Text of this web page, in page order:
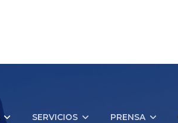
SERVICIOS PRENSA